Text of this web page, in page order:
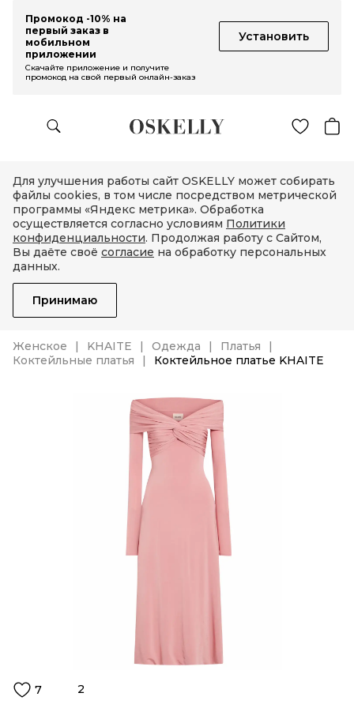
Промокод -10% на
первый заказ в
мобильном
приложении
Установить
Скачайте приложение и получите
промокод на свой первый онлайн-заказ
Для улучшения работы сайт OSKELLY может собирать
файлы cookies, в том числе посредством метрической
программы «Яндекс метрика». Обработка
осуществляется согласно условиям Политики
конфиденциальности. Продолжая работу с Сайтом,
Вы даёте своё согласие на обработку персональных
данных.
Принимаю
Женское KHAITE Одежда
Платья
Коктейльные платья
Коктейльное платье KHAITE
7 2